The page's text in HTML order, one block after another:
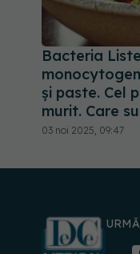
Bacteria
și paste. Cel
murit. Care
03 noi 2025, 09:47